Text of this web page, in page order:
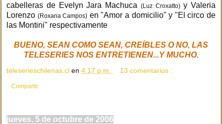
cabelleras de Evelyn Jara Machuca (Luz Croxatto)y Valeria
Lorenzo (Roxana Campos) en "Amor a domicilio" y "El circo de
las Montini" respectivamente
BUENO, SEAN COMO SEAN, CREÍBLES O NO, LAS
TELESERIES NOS ENTRETIENEN...Y MUCHO.
teleserieschilenas.cl en 4:17 p.m. 13 comentarios :
Compartir
jueves, 5 de octubre de 2006